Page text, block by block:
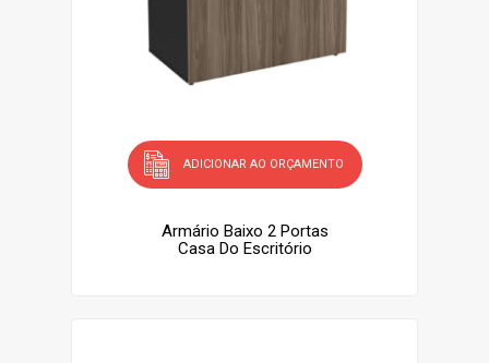
ADICIONAR AO ORÇAMENTO
Armário Baixo 2 Portas
Casa Do Escritório